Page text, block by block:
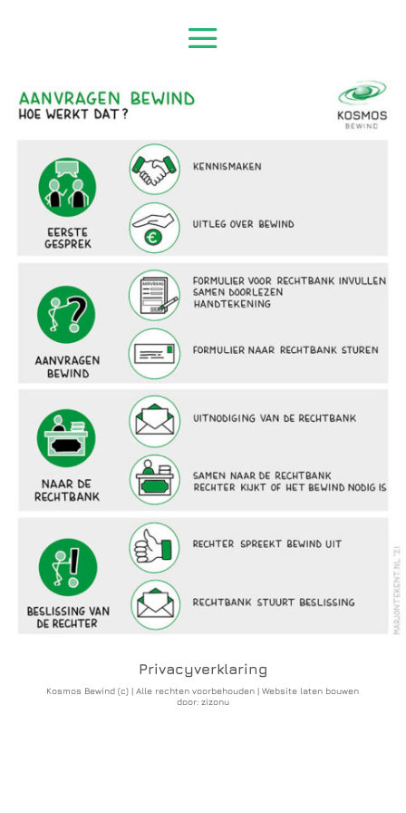
Aanvragen Bewind
Hoe werkt dat?
Eerste gesprek
Kennismaken
Uitleg over bewind
Aanvragen bewind
Formulier voor rechtbank invullen, samen
doorlezen en handtekening plaatsen
Formulier naar rechtbank sturen
Naar de rechtbank
Uitnodiging van de rechtbank
Samen naar de rechtbank. Rechter kijkt of
het bewind nodig is
Beslissing van de rechter
Rechter spreekt bewind uit
Rechtbank stuurt beslissing
Privacyverklaring
Kosmos Bewind (c) | Alle rechten voorbehouden |Website laten bouwen
door: zizonu